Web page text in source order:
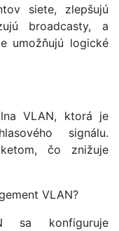
siete, zlepšujú
broadcasty, a
umožňujú logické
VLAN, ktorá je
signálu.
čo znižuje
VLAN?
sa konfiguruje